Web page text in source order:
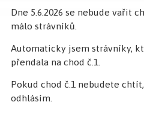
Dne 5.6.2026 se nebude vařit
málo strávníků.
Automaticky jsem strávníky,
přendala na chod č.1.
Pokud chod č.1 nebudete
odhlásím.